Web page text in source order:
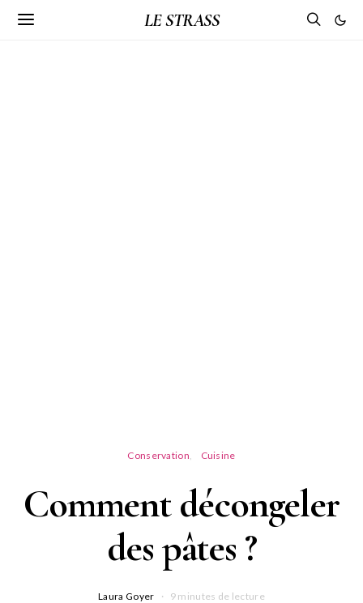
LE STRASS
Conservation Cuisine
Comment décongeler
des pâtes ?
Laura Goyer 9 minutes de lecture